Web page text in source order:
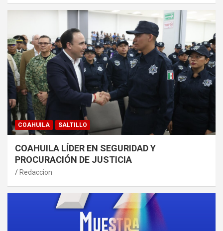
COAHUILA SALTILLO
COAHUILA LÍDER EN SEGURIDAD Y
PROCURACIÓN DE JUSTICIA
Redaccion